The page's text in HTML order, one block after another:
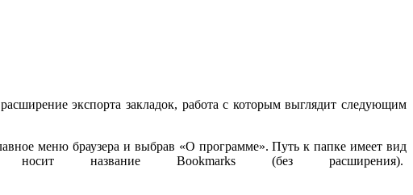
экспорта закладок, работа с которым выглядит следующим
меню браузера и выбрав «О программе». Путь к папке имеет вид
носит название Bookmarks (без расширения).